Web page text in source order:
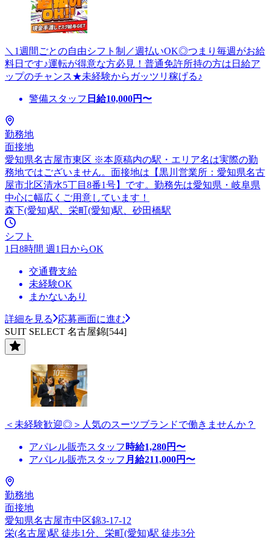
＼1週間ごとの自由シフト制／週払いOK◎つまり毎週がお給
料日です♪運転が得意な方必見！普通免許所持の方は日給ア
ップのチャンス★未経験からガッツリ稼げる♪
警備スタッフ 日給10,000円〜
勤務地
面接地
愛知県名古屋市東区 ※本原稿内の駅・エリア名は実際の勤
務地ではございません。面接地は【黒川営業所：愛知県名古
屋市北区清水5丁目8番1号】です。勤務先は愛知県・岐阜県
中心に幅広くご用意しています！
森下(愛知)駅、栄町(愛知)駅、砂田橋駅
シフト
1日8時間 週1日からOK
交通費支給
未経験OK
まかないあり
詳細を見る
応募画面に進む
SUIT SELECT 名古屋錦[544]
＜未経験歓迎◎＞人気のスーツブランドで働きませんか？
アパレル販売スタッフ 時給1,280円〜
アパレル販売スタッフ 月給211,000円〜
勤務地
面接地
愛知県名古屋市中区錦3-17-12
栄(名古屋)駅 徒歩1分、栄町(愛知)駅 徒歩3分